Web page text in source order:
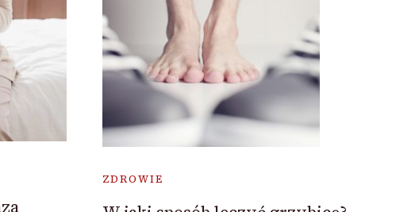
ZDROWIE